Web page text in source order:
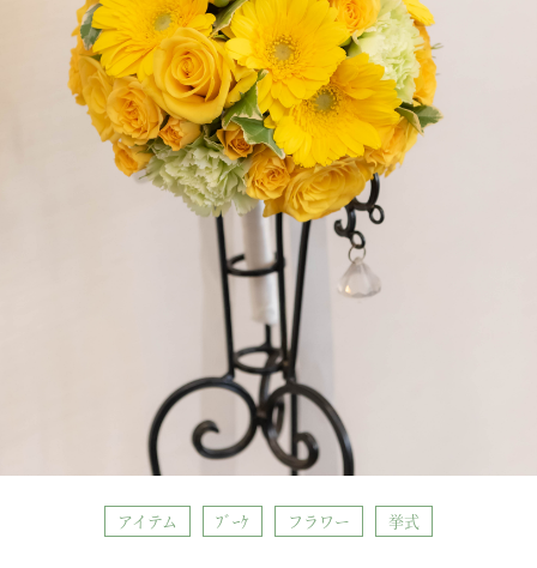
アイテム ﾌﾞｰｹ フラワー 挙式